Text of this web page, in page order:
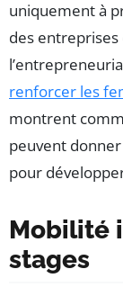
uniquement à
des
renforcer les
montrent
peuvent
pour
Mobilité
stages